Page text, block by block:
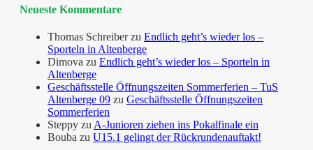
Neueste Kommentare
Thomas Schreiberzu Endlich geht’s wieder los –
Sporteln in Altenberge
Dimova zu Endlich geht’s wieder los – Sporteln in
Altenberge
Geschäftsstelle Öffnungszeiten Sommerferien – TuS
Altenberge 09 zu Geschäftsstelle Öffnungszeiten
Sommerferien
Steppy zu A-Junioren ziehen ins Pokalfinale ein
Bouba zu U15.1 gelingt der Rückrundenauftakt!